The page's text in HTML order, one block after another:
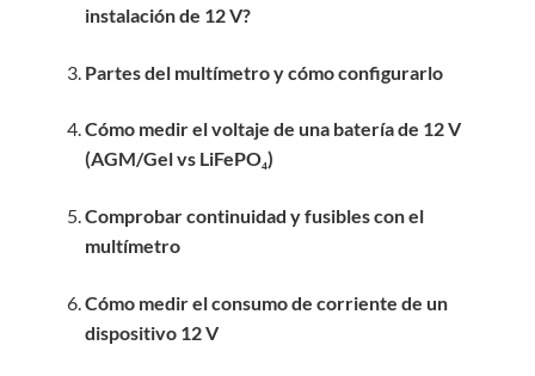
instalación de 12 V?
Partes del multímetro y cómo configurarlo
Cómo medir el voltaje de una batería de 12 V
(AGM/Gel vs LiFePO₄)
Comprobar continuidad y fusibles con el
multímetro
Cómo medir el consumo de corriente de un
dispositivo 12 V